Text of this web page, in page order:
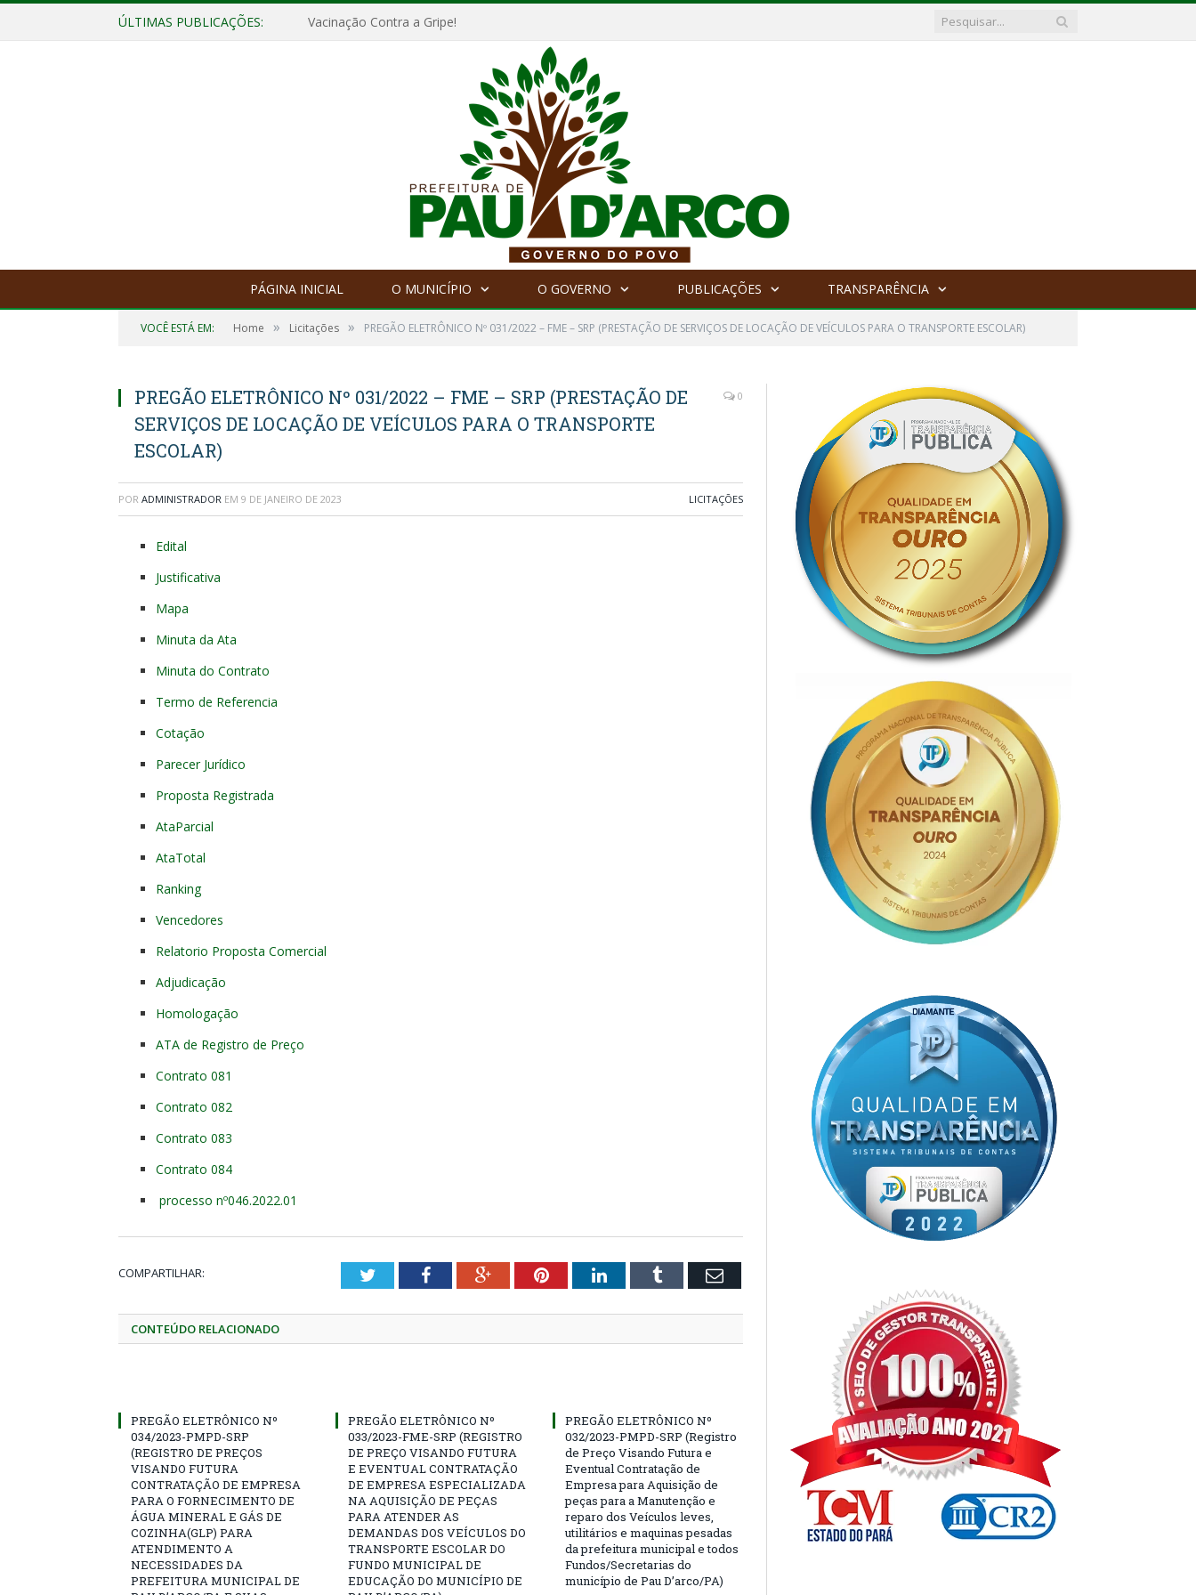
ÚLTIMAS PUBLICAÇÕES: Vacinação Contra a Gripe!
PÁGINA INICIAL O MUNICÍPIO O GOVERNO PUBLICAÇÕES TRANSPARÊNCIA
VOCÊ ESTÁ EM: Home » Licitações » PREGÃO ELETRÔNICO Nº 031/2022 – FME – SRP (PRESTAÇÃO DE SERVIÇOS DE LOCAÇÃO DE VEÍCULOS PARA O TRANSPORTE ESCOLAR)
PREGÃO ELETRÔNICO Nº 031/2022 – FME – SRP (PRESTAÇÃO DE
SERVIÇOS DE LOCAÇÃO DE VEÍCULOS PARA O TRANSPORTE
ESCOLAR)
0
POR ADMINISTRADOR EM 9 DE JANEIRO DE 2023 LICITAÇÕES
Edital
Justificativa
Mapa
Minuta da Ata
Minuta do Contrato
Termo de Referencia
Cotação
Parecer Jurídico
Proposta Registrada
AtaParcial
AtaTotal
Ranking
Vencedores
Relatorio Proposta Comercial
Adjudicação
Homologação
ATA de Registro de Preço
Contrato 081
Contrato 082
Contrato 083
Contrato 084
processo nº046.2022.01
COMPARTILHAR: TwitterFacebookGoogle+PinterestLinkedInTumblr Email
CONTEÚDO RELACIONADO
PREGÃO ELETRÔNICO Nº
034/2023-PMPD-SRP
(REGISTRO DE PREÇOS
VISANDO FUTURA
CONTRATAÇÃO DE EMPRESA
PARA O FORNECIMENTO DE
ÁGUA MINERAL E GÁS DE
COZINHA(GLP) PARA
ATENDIMENTO A
NECESSIDADES DA
PREFEITURA MUNICIPAL DE
PREGÃO ELETRÔNICO Nº
033/2023-FME-SRP (REGISTRO
DE PREÇO VISANDO FUTURA
E EVENTUAL CONTRATAÇÃO
DE EMPRESA ESPECIALIZADA
NA AQUISIÇÃO DE PEÇAS
PARA ATENDER AS
DEMANDAS DOS VEÍCULOS DO
TRANSPORTE ESCOLAR DO
FUNDO MUNICIPAL DE
EDUCAÇÃO DO MUNICÍPIO DE
PREGÃO ELETRÔNICO Nº
032/2023-PMPD-SRP (Registro
de Preço Visando Futura e
Eventual Contratação de
Empresa para Aquisição de
peças para a Manutenção e
reparo dos Veículos leves,
utilitários e maquinas pesadas
da prefeitura municipal e todos
Fundos/Secretarias do
município de Pau D’arco/PA)